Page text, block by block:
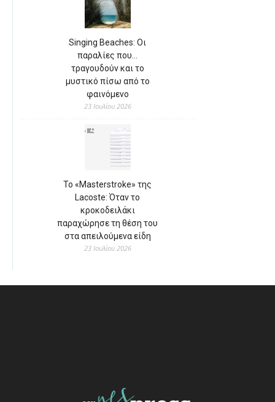
Singing Beaches: Οι
παραλίες που…
τραγουδούν και το
μυστικό πίσω από το
φαινόμενο
23 Ιουλίου 2026
Το «Masterstroke» της
Lacoste: Όταν το
κροκοδειλάκι
παραχώρησε τη θέση του
στα απειλούμενα είδη
23 Ιουλίου 2026